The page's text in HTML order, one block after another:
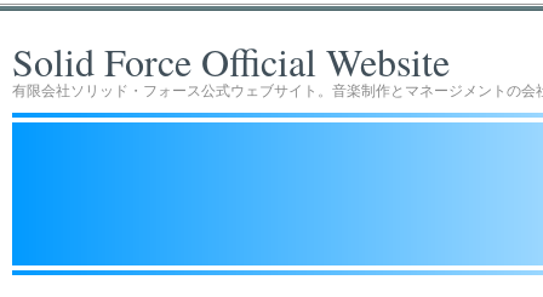
Solid Force Official Website
有限会社ソリッド・フォース公式ウェブサイト。音楽制作とマネージメントの会